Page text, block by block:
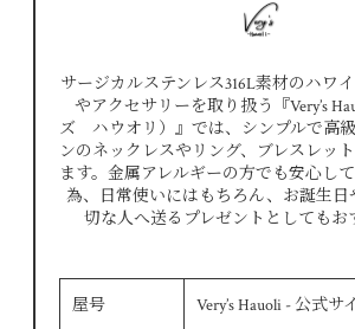
サージカルステンレス316L素材のハワ
やアクセサリーを取り扱う『Very’s
ズ ハウオリ）』では、シンプルで高
ンのネックレスやリング、ブレスレッ
ます。金属アレルギーの方でも安心し
為、日常使いにはもちろん、お誕生日
切な人へ送るプレゼントとしてもお
屋号 Very’s Hauoli - 公式サ